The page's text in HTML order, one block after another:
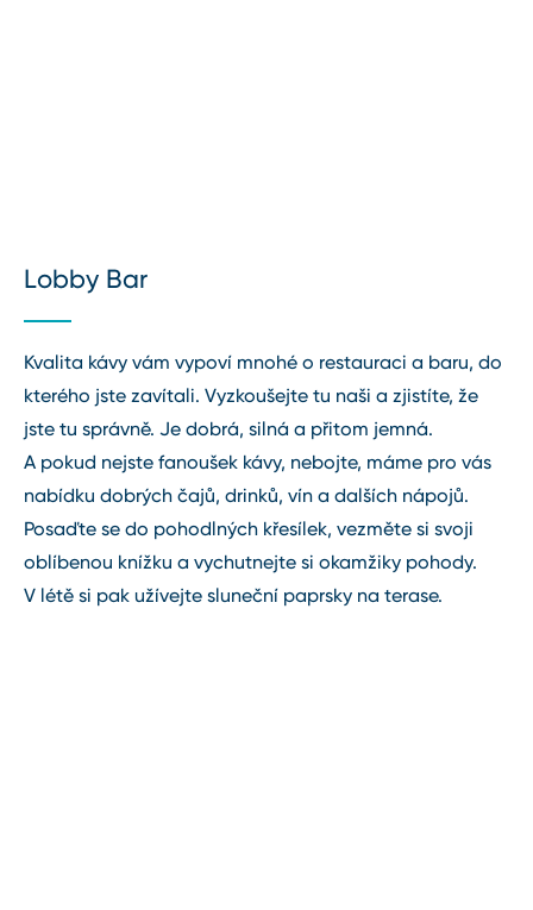
Lobby Bar
Kvalita kávy vám vypoví mnohé o restauraci a baru, do
kterého jste zavítali. Vyzkoušejte tu naši a zjistíte, že
jste tu správně. Je dobrá, silná a přitom jemná.
A pokud nejste fanoušek kávy, nebojte, máme pro vás
nabídku dobrých čajů, drinků, vín a dalších nápojů.
Posaďte se do pohodlných křesílek, vezměte si svoji
oblíbenou knížku a vychutnejte si okamžiky pohody.
V létě si pak užívejte sluneční paprsky na terase.